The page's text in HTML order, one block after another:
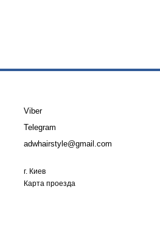
Viber
Telegram
adwhairstyle@gmail.com
г. Киев
Карта проезда